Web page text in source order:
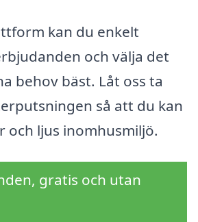
kan du enkelt
och välja det
behov bäst. Låt oss ta
så att du kan
och ljus inomhusmiljö.
gratis och utan